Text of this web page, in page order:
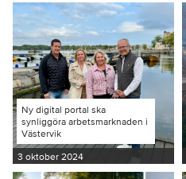
Ny digital portal ska
synliggöra arbetsmarknaden i
Västervik
3 oktober 2024